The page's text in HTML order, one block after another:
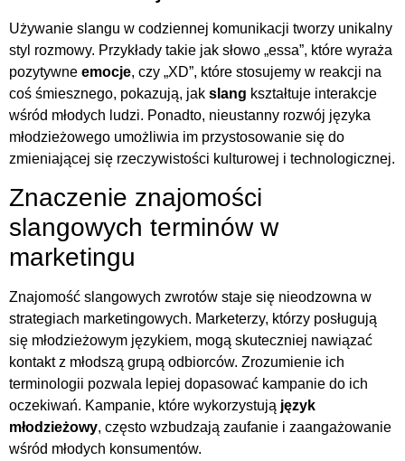
Używanie slangu w codziennej komunikacji tworzy unikalny
styl rozmowy. Przykłady takie jak słowo „essa”, które wyraża
pozytywne emocje, czy „XD”, które stosujemy w reakcji na
coś śmiesznego, pokazują, jak slang kształtuje interakcje
wśród młodych ludzi. Ponadto, nieustanny rozwój języka
młodzieżowego umożliwia im przystosowanie się do
zmieniającej się rzeczywistości kulturowej i technologicznej.
Znaczenie znajomości
slangowych terminów w
marketingu
Znajomość slangowych zwrotów staje się nieodzowna w
strategiach marketingowych. Marketerzy, którzy posługują
się młodzieżowym językiem, mogą skuteczniej nawiązać
kontakt z młodszą grupą odbiorców. Zrozumienie ich
terminologii pozwala lepiej dopasować kampanie do ich
oczekiwań. Kampanie, które wykorzystują język
młodzieżowy, często wzbudzają zaufanie i zaangażowanie
wśród młodych konsumentów.